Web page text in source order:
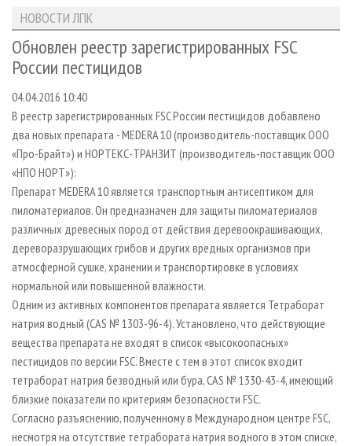
ЛЕСОЗАГОТОВКА
ЛЕСОПИЛЕНИЕ
СУШКА ДРЕВЕСИНЫ
ПРОИЗВОДСТВО ДРЕВЕСНЫХ ПЛИТ
ДЕРЕВЯННОЕ ДОМОСТРОЕНИЕ
ПРОИЗВОДСТВО МЕБЕЛИ
БИОЭНЕРГЕТИКА
ЦБП
ИНСТРУМЕНТ И МАТЕРИАЛЫ
НОВОСТИ ЛПК
НОВОСТИ ЖУРНАЛА
ПРОЕКТЫ ЛПИ
АНАЛИТИКА
ПРЕДПРИЯТИЯ ЛПК
ПЕРСОНЫ
МОБИЛЬНЫЕ ВЫСТАВКИ
ОФИЦИАЛЬНЫЕ ДЕЛЕГАЦИИ
ПРИОРИТЕТНЫЕ ИНВЕСТПРОЕКТЫ
RUSSIAN FORESTRY REVIEW
ГАЗЕТА ЛЕСПРОМФОРУМ
БИБЛИОТЕКА СПЕЦИАЛИСТА
АРХИВ
АРХИВ ЖУРНАЛОВ
СТАТЬИ
О ЖУРНАЛЕ
ПОДПИСКА
КОНТАКТЫ
РЕКЛАМОДАТЕЛЯМ
РЕКЛАМА
РЕКЛАМА НА САЙТЕ
НОВОСТИ ЛПК
Обновлен реестр зарегистрированных FSC
России пестицидов
04.04.2016 10:40
В реестр зарегистрированных FSC России пестицидов добавлено
два новых препарата - MEDERA 10 (производитель-поставщик ООО
«Про-Брайт») и НОРТЕКС-ТРАНЗИТ (производитель-поставщик ООО
«НПО НОРТ»):
Препарат MEDERA 10 является транспортным антисептиком для
пиломатериалов. Он предназначен для защиты пиломатериалов
различных древесных пород от действия деревоокрашивающих,
дереворазрушающих грибов и других вредных организмов при
атмосферной сушке, хранении и транспортировке в условиях
нормальной или повышенной влажности.
Одним из активных компонентов препарата является Тетраборат
натрия водный (CAS № 1303-96-4). Установлено, что действующие
вещества препарата не входят в список «высокоопасных»
пестицидов по версии FSC. Вместе с тем в этот список входит
тетраборат натрия безводный или бура, CAS № 1330-43-4, имеющий
близкие показатели по критериям безопасности FSC.
Согласно разъяснению, полученному в Международном центре FSC,
несмотря на отсутствие тетрабората натрия водного в этом списке,